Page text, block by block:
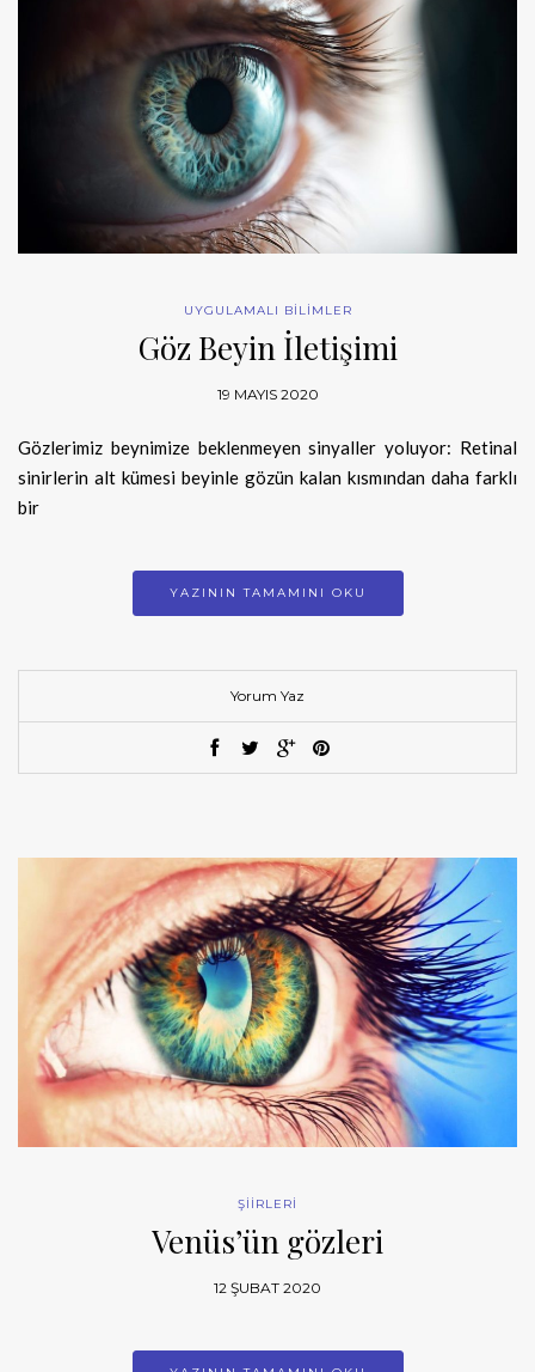
UYGULAMALI BİLİMLER
Göz Beyin İletişimi
19 MAYIS 2020
Gözlerimiz beynimize beklenmeyen sinyaller yoluyor: Retinal
sinirlerin alt kümesi beyinle gözün kalan kısmından daha farklı
bir
YAZININ TAMAMINI OKU
Yorum Yaz
ŞİİRLERİ
Venüs’ün gözleri
12 ŞUBAT 2020